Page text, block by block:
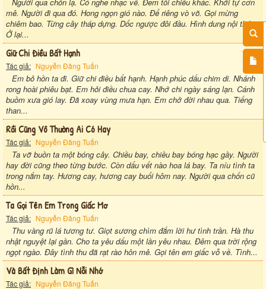
mê. Người đi qua đó. Hong ngọn gió nào. Để riêng vò võ. Gọi mừng
chiêm bao. Từng cây tháp dựng. Dốc ngược đôi đầu. Hình dung nội thức.
Ở lại...
Giữ Chi Điều Bất Hạnh
Tác giả: Nguyễn Đăng Tuấn
Em bỏ hồn ta đi. Giữ chi điều bất hạnh. Hạnh phúc dấu chim di. Nhánh
rong hoài phiêu bạt. Em hỏi điều chua cay. Nhớ chi ngày sáng lạn. Cánh
buồm xưa gió lay. Đã xoay vùng mưa hạn. Em chở đời nhau qua. Tiếng
than...
Rồi Cũng Vô Thường Ai Có Hay
Tác giả: Nguyễn Đăng Tuấn
Ta vỡ buồn ta một bóng cây. Chiều bay, chiều bay bóng hạc gầy. Người
hay đời cũng theo từng bước. Còn dấu vết nào hoa lá bay. Ta níu tình ta
trong nắm tay. Hương cay, hương cay buổi hôm nay. Người qua chốn cũ
hồn...
Ta Gọi Tên Em Trong Giấc Mơ
Tác giả: Nguyễn Đăng Tuấn
Thu vàng rũ lá tương tư. Giọt sương chìm đắm lời hư tình trần. Hà thu
nhật nguyệt lại gần. Cho ta yêu dấu một lần yêu nhau. Đêm qua trời rộng
ngọt ngào. Đây tình thu đã rạt rào hôn mê. Gọi tên em giấc vỗ về. Tình...
Và Bất Định Làm Gì Nỗi Nhớ
Tác giả: Nguyễn Đăng Tuấn